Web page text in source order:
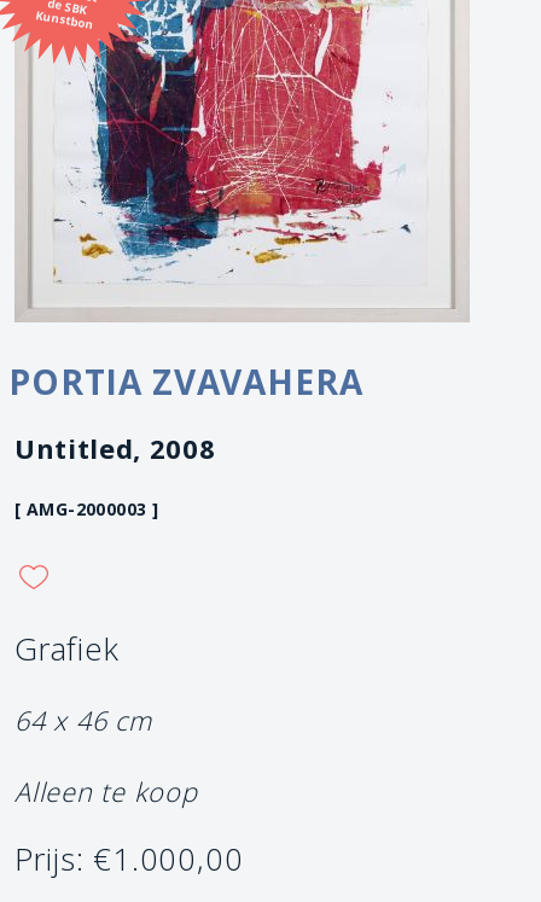
Kunstbon
PORTIA ZVAVAHERA
Untitled, 2008
[ AMG-2000003 ]
Grafiek
64 x 46 cm
Alleen te koop
Prijs: €1.000,00